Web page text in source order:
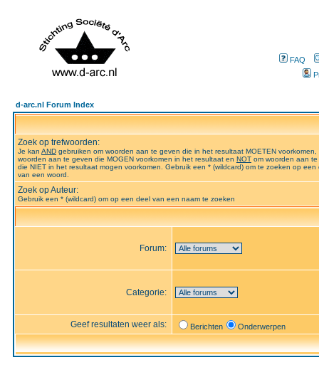
FAQ
d-arc.nl Forum Index
Zoek op trefwoorden:
Je kan AND gebruiken om woorden aan te geven die in het resultaat MOETEN voorkomen,
woorden aan te geven die MOGEN voorkomen in het resultaat en NOT om woorden aan
die NIET in het resultaat mogen voorkomen. Gebruik een * (wildcard) om te zoeken op een
van een woord.
Zoek op Auteur:
Gebruik een * (wildcard) om op een deel van een naam te zoeken
Forum:
Categorie:
Geef resultaten weer als: Berichten Onderwerpen